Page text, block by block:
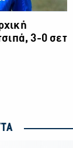
3-0 σετ